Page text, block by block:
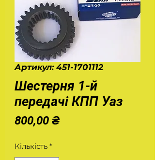
Артикул: 451-1701112
Шестерня 1-й
передачі КПП Уаз
800,00 ₴Ціна
Кількість *